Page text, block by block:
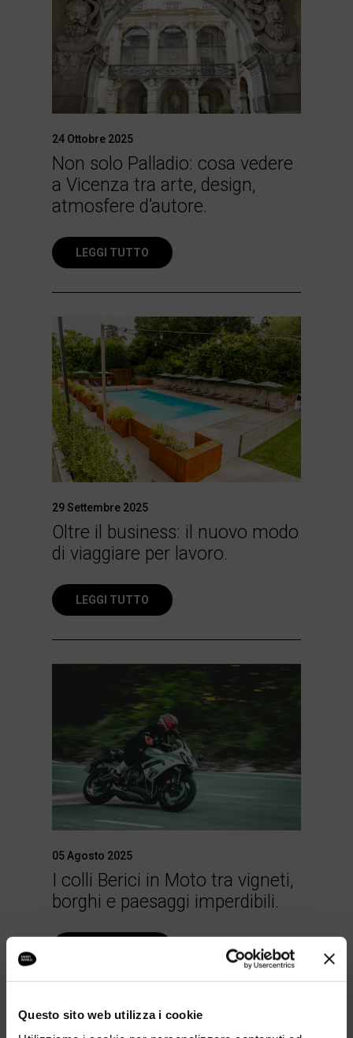
Questo sito web utilizza i cookie
24 Ottobre 2025
Non solo Palladio: cosa vedere
a Vicenza tra arte, design,
atmosfere d’autore.
LEGGI TUTTO
29 Settembre 2025
Oltre il business: il nuovo modo
di viaggiare per lavoro.
LEGGI TUTTO
05 Agosto 2025
I colli Berici in Moto tra vigneti,
borghi e paesaggi imperdibili.